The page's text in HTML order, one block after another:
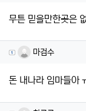
무튼 믿을만한곳은
마검수님의
마검수
돈 내나라 임마들아